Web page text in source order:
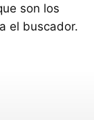
son los
el buscador.